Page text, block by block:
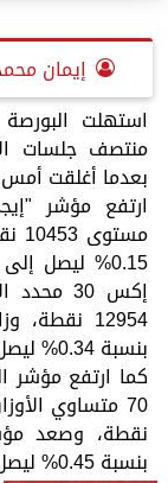
إيمان
استهلت البورصة
منتصف جلسات
بعدما أغلقت
بنسبة 0.34% ليصل إلى مستوى 4235 نقطة.
كما ارتفع
بنسبة 0.45% ليصل إلى مستوى 3294 نقطة.